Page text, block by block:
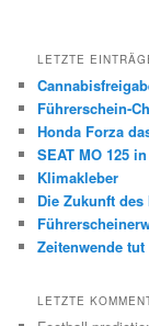
LETZTE
Führerschein-
Honda Forza
SEAT MO 125
Klimakleber
Die Zukunft
Zeitenwende tut
LETZTE